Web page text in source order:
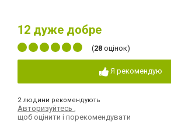
12 дуже добре
(28 оцінок)
Я рекомендую
2 людини рекомендують
Авторизуйтесь
щоб оцінити і порекомендувати